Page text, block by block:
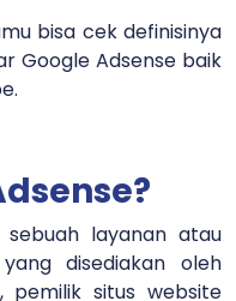
bisa cek definisinya
Google Adsense baik
sebuah layanan atau
disediakan oleh
pemilik situs website